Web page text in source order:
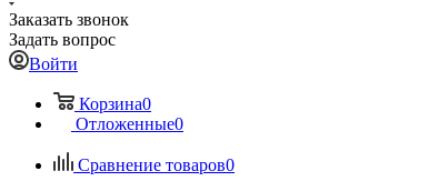
Заказать звонок
Задать вопрос
Войти
Корзина0
Отложенные0
Сравнение товаров0